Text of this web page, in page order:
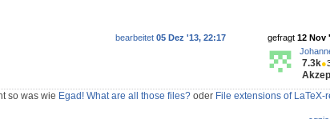
gefragt 12 Nov
7.3k●
bearbeitet 05 Dez '13, 22:17
so was wie Egad! What are all those files? oder File extensions of LaTeX-